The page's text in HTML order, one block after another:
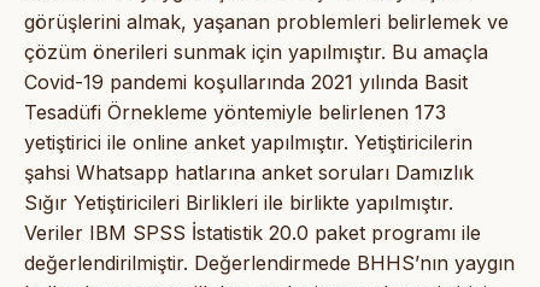
görüşlerini almak, yaşanan problemleri belirlemek ve
çözüm önerileri sunmak için yapılmıştır. Bu amaçla
Covid-19 pandemi koşullarında 2021 yılında Basit
Tesadüfi Örnekleme yöntemiyle belirlenen 173
yetiştirici ile online anket yapılmıştır. Yetiştiricilerin
şahsi Whatsapp hatlarına anket soruları Damızlık
Sığır Yetiştiricileri Birlikleri ile birlikte yapılmıştır.
Veriler IBM SPSS İstatistik 20.0 paket programı ile
değerlendirilmiştir. Değerlendirmede BHHS’nın yaygın